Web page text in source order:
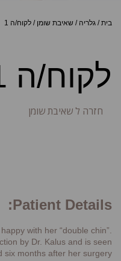
בית/ גלריה / שאיבת שומן / לקוח/ה 1
לקוח/ה 1
חזרה ל שאיבת שומן
Patient Details:
with her “double chin”.
by Dr. Kalus and is seen
six months after her surgery.